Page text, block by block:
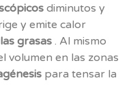
diminutos y
y emite calor
grasas. Al mismo
volumen en las zonas
para tensar la